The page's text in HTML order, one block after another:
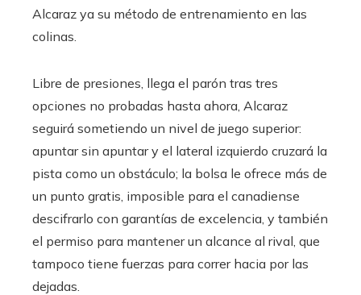
Alcaraz ya su método de entrenamiento en las
colinas.
Libre de presiones, llega el parón tras tres
opciones no probadas hasta ahora, Alcaraz
seguirá sometiendo un nivel de juego superior:
apuntar sin apuntar y el lateral izquierdo cruzará la
pista como un obstáculo; la bolsa le ofrece más de
un punto gratis, imposible para el canadiense
descifrarlo con garantías de excelencia, y también
el permiso para mantener un alcance al rival, que
tampoco tiene fuerzas para correr hacia por las
dejadas.